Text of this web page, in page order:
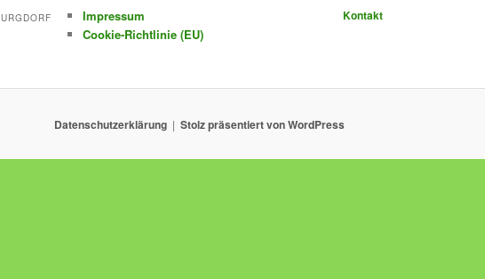
Impressum
Cookie-Richtlinie (EU)
Kontakt
Datenschutzerklärung Stolz präsentiert von WordPress